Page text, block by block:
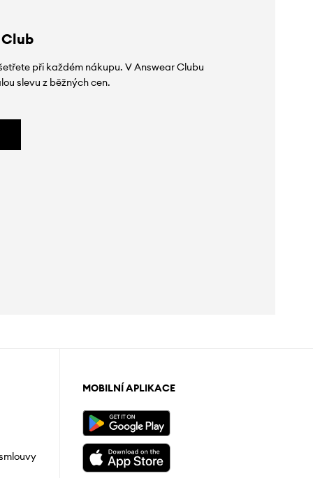
při každém nákupu. V Answear Clubu
slevu z běžných cen.
MOBILNÍ APLIKACE